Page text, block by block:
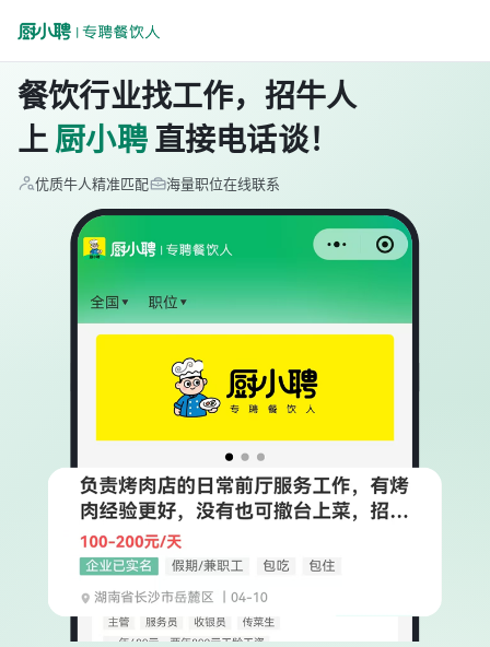
餐饮行业找工作，招牛人
上 厨小聘 直接电话谈！
优质牛人精准匹配 海量职位在线联系